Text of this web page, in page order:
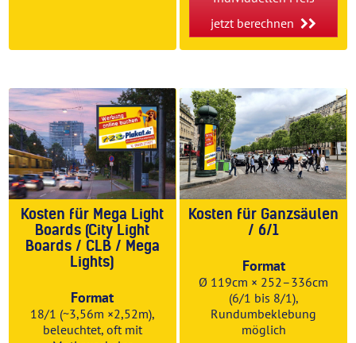
jetzt berechnen
Kosten für Mega Light
Boards (City Light
Boards / CLB / Mega
Lights)
Format
18/1 (~3,56m ×2,52m),
beleuchtet, oft mit
Kosten für Ganzsäulen
/ 6/1
Format
Ø 119cm × 252–336cm
(6/1 bis 8/1),
Rundumbeklebung
möglich